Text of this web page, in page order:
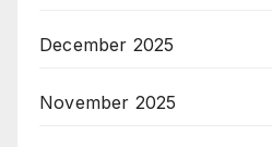
December 2025
November 2025